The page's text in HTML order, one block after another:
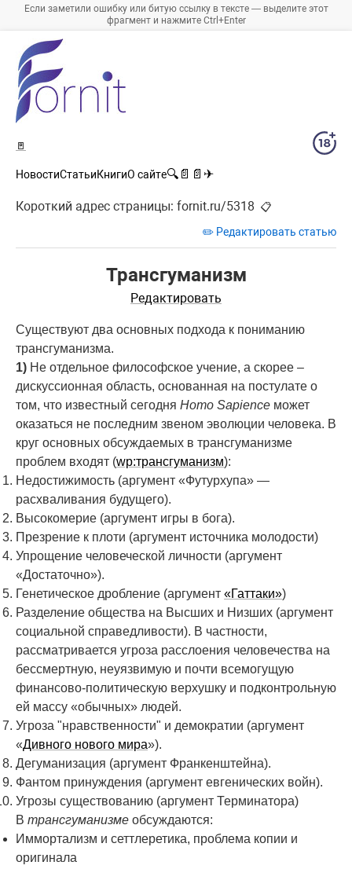
Если заметили ошибку или битую ссылку в тексте — выделите этот
фрагмент и нажмите Ctrl+Enter
🚪
НовостиСтатьиКнигиО сайте🔍 📄 📄 ✈
Короткий адрес страницы: fornit.ru/5318 📋
✏️ Редактировать статью
Трансгуманизм
Редактировать
Существуют два основных подхода к пониманию
трансгуманизма.
1) Не отдельное философское учение, а скорее –
дискуссионная область, основанная на постулате о
том, что известный сегодня Homo Sapience может
оказаться не последним звеном эволюции человека. В
круг основных обсуждаемых в трансгуманизме
проблем входят (wp:трансгуманизм):
Недостижимость (аргумент «Футурхупа» —
расхваливания будущего).
Высокомерие (аргумент игры в бога).
Презрение к плоти (аргумент источника молодости)
Упрощение человеческой личности (аргумент
«Достаточно»).
Генетическое дробление (аргумент «Гаттаки»)
Разделение общества на Высших и Низших (аргумент
социальной справедливости). В частности,
рассматривается угроза расслоения человечества на
бессмертную, неуязвимую и почти всемогущую
финансово-политическую верхушку и подконтрольную
ей массу «обычных» людей.
Угроза "нравственности" и демократии (аргумент
«Дивного нового мира»).
Дегуманизация (аргумент Франкенштейна).
Фантом принуждения (аргумент евгенических войн).
Угрозы существованию (аргумент Терминатора)
В трансгуманизме обсуждаются:
Иммортализм и сеттлеретика, проблема копии и
оригинала